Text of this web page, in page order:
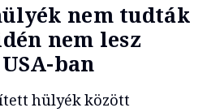
nem tudták
nem lesz
ban
hülyék között